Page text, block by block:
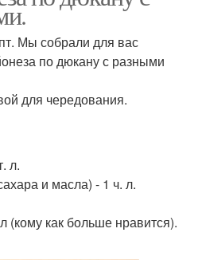
Мы собрали для вас
по дюкану с разными
для чередования.
л.
и масла) - 1 ч. л.
(кому как больше нравится).